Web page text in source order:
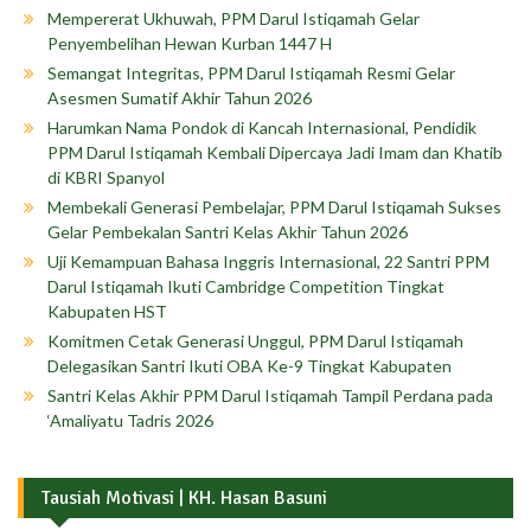
Mempererat Ukhuwah, PPM Darul Istiqamah Gelar
Penyembelihan Hewan Kurban 1447 H
Semangat Integritas, PPM Darul Istiqamah Resmi Gelar
Asesmen Sumatif Akhir Tahun 2026
Harumkan Nama Pondok di Kancah Internasional, Pendidik
PPM Darul Istiqamah Kembali Dipercaya Jadi Imam dan Khatib
di KBRI Spanyol
Membekali Generasi Pembelajar, PPM Darul Istiqamah Sukses
Gelar Pembekalan Santri Kelas Akhir Tahun 2026
Uji Kemampuan Bahasa Inggris Internasional, 22 Santri PPM
Darul Istiqamah Ikuti Cambridge Competition Tingkat
Kabupaten HST
Komitmen Cetak Generasi Unggul, PPM Darul Istiqamah
Delegasikan Santri Ikuti OBA Ke-9 Tingkat Kabupaten
Santri Kelas Akhir PPM Darul Istiqamah Tampil Perdana pada
‘Amaliyatu Tadris 2026
Tausiah Motivasi | KH. Hasan Basuni